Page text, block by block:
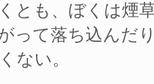
とも、ぼくは煙
って落ち込んだ
ない。